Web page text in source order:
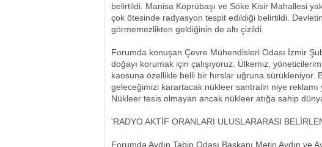
belirtildi. Manisa Köprübaşı ve Söke Kisir Mahallesi
çok ötesinde radyasyon tespit edildiği belirtildi.
görmemezlikten geldiğinin de altı çizildi.
Forumda konuşan Çevre Mühendisleri Odası İzmir
doğayı korumak için çalışıyoruz. Ülkemiz,
kaosuna özellikle belli bir hırslar uğruna sürükleniyor.
geleceğimizi karartacak nükleer santralin niye reklamı
Nükleer tesis olmayan ancak nükleer atığa sahip
'RADYO AKTİF ORANLARI ULUSLARARASI
Forumda Aydın Tabip Odası Başkanı Metin Aydın ve